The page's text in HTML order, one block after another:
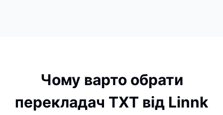
Чому варто обрати
перекладач TXT від Linnk